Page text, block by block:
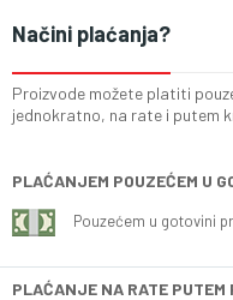
Načini plaćanja?
Proizvode možete platiti
jednokratno, na rate i putem
PLAĆANJEM POUZEĆEM U
Pouzećem u gotovini
PLAĆANJE NA RATE